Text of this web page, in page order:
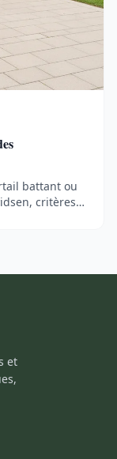
battant ou
critères
et